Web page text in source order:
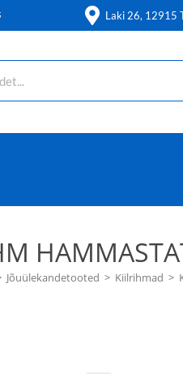
Laki 26, 12915
Jõuülekandetooted > Kiilrihmad >